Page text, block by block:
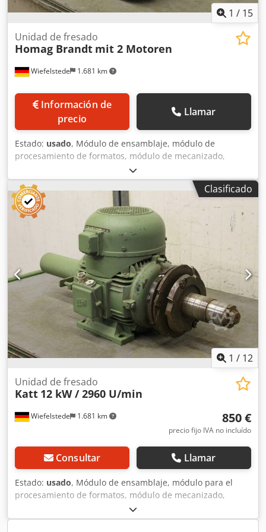
1 / 15
Wiefelstede 1.681 km
Unidad de fresado
Homag Brandt mit 2 Motoren
Información de
precio
Llamar
Estado: usado, Módulo de ensamblaje, módulo de
procesamiento de formatos, módulo de mecanizado,
módulo de fresado, módulo de fresado de perfiles, módulo
de fresado de ensamblaje, módulo de corte, perfiladora de
doble extremo, máquina de procesamiento de cantos,
motor de ranurado, motor de mecanizado, motor de
fresado para máquina de procesamiento de cantos Cjdogy
Dbhspfx Am Tsha -Fabricante: Homag, módulo de fresado
procedente de máquina de cantoneado BRANDT KM 36 /
KM 35 -Motor: 2x Homag, modelo LF-55L, 0,55 kW / 12000
rpm -Tensión: 220 V / 200 Hz -Cantidad: 2x módulo de
fresado disponible -Precio: por unidad -Dimensiones:
500/350/A570 mm -Peso: 55 kg
Clasificado
1 / 12
Wiefelstede 1.681 km
Unidad de fresado
Katt 12 kW / 2960 U/min
850 €
precio fijo IVA no incluído
Consultar Llamar
Estado: usado, Módulo de ensamblaje, módulo para el
procesamiento de formatos, módulo de mecanizado,
módulo de fresado, módulo de fresado de formas, módulo
de fresado para ensamblaje, módulo de corte, perfiladora